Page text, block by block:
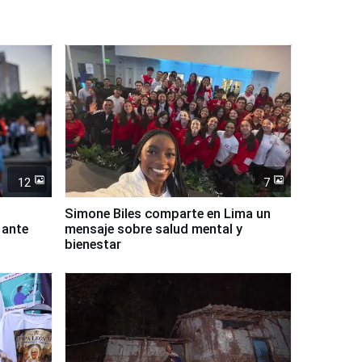
12 7
Simone Biles comparte en Lima un
mensaje sobre salud mental y
bienestar